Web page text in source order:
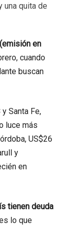
una quita de
en
cuando
buscan
Santa Fe,
luce más
US$26
y
en
tienen deuda
lo que